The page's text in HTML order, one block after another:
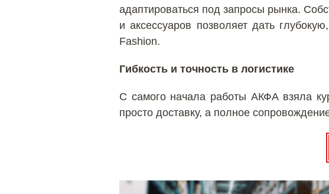
адаптироваться под запросы рынка.
и аксессуаров позволяет дать
Fashion.
Гибкость и точность в логистике
С самого начала работы АКФА взяла
просто доставку, а полное